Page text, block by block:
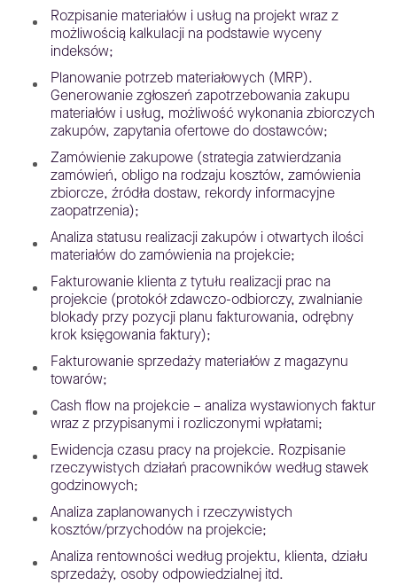
Rozpisanie materiałów i usług na projekt wraz z
możliwością kalkulacji na podstawie wyceny
indeksów;
Planowanie potrzeb materiałowych (MRP).
Generowanie zgłoszeń zapotrzebowania zakupu
materiałów i usług, możliwość wykonania zbiorczych
zakupów, zapytania ofertowe do dostawców;
Zamówienie zakupowe (strategia zatwierdzania
zamówień, obligo na rodzaju kosztów, zamówienia
zbiorcze, źródła dostaw, rekordy informacyjne
zaopatrzenia);
Analiza statusu realizacji zakupów i otwartych ilości
materiałów do zamówienia na projekcie;
Fakturowanie klienta z tytułu realizacji prac na
projekcie (protokół zdawczo-odbiorczy, zwalnianie
blokady przy pozycji planu fakturowania, odrębny
krok księgowania faktury);
Fakturowanie sprzedaży materiałów z magazynu
towarów;
Cash flow na projekcie – analiza wystawionych faktur
wraz z przypisanymi i rozliczonymi wpłatami;
Ewidencja czasu pracy na projekcie. Rozpisanie
rzeczywistych działań pracowników według stawek
godzinowych;
Analiza zaplanowanych i rzeczywistych
kosztów/przychodów na projekcie;
Analiza rentowności według projektu, klienta, działu
sprzedaży, osoby odpowiedzialnej itd.